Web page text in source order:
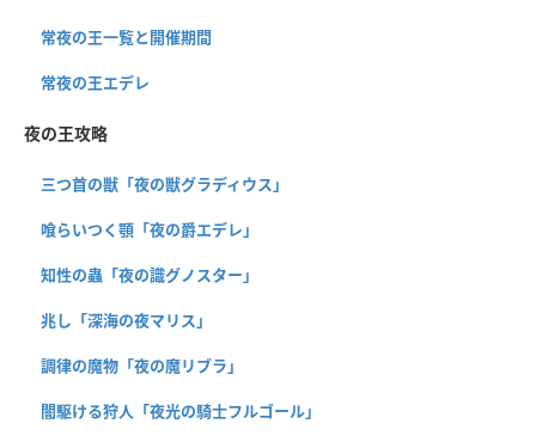
常夜の王一覧と開催期間
常夜の王エデレ
夜の王攻略
三つ首の獣「夜の獣グラディウス」
喰らいつく顎「夜の爵エデレ」
知性の蟲「夜の識グノスター」
兆し「深海の夜マリス」
調律の魔物「夜の魔リブラ」
闇駆ける狩人「夜光の騎士フルゴール」